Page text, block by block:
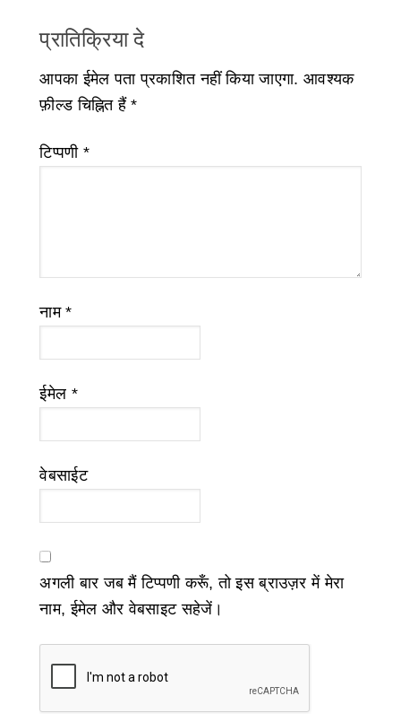
प्रातिक्रिया दे
आपका ईमेल पता प्रकाशित नहीं किया जाएगा. आवश्यक
फ़ील्ड चिह्नित हैं*
टिप्पणी *
नाम*
ईमेल *
वेबसाईट
अगली बार जब मैं टिप्पणी करूँ, तो इस ब्राउज़र में मेरा
नाम, ईमेल और वेबसाइट सहेजें।